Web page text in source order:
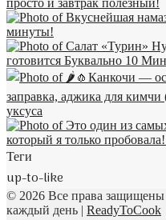
Теги
up-to-like
© 2026 Все права
каждый день | ReadyToCook